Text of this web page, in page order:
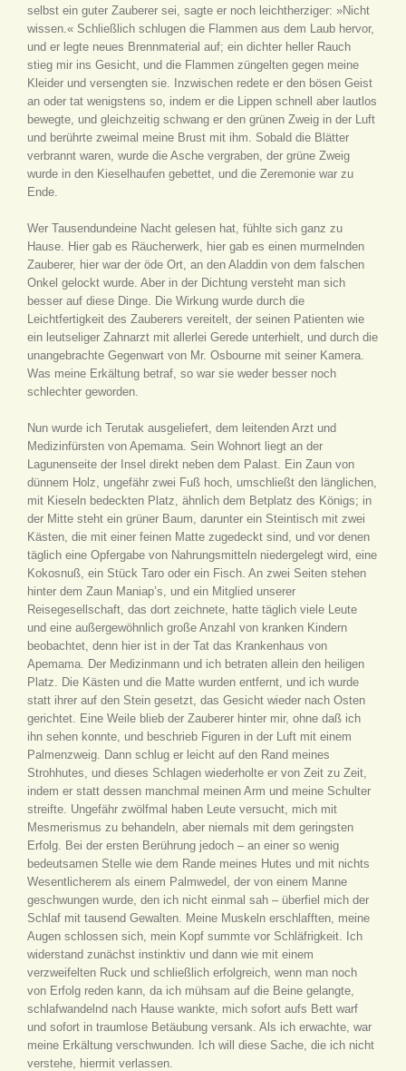
selbst ein guter Zauberer sei, sagte er noch leichtherziger: »Nicht
wissen.« Schließlich schlugen die Flammen aus dem Laub hervor,
und er legte neues Brennmaterial auf; ein dichter heller Rauch
stieg mir ins Gesicht, und die Flammen züngelten gegen meine
Kleider und versengten sie. Inzwischen redete er den bösen Geist
an oder tat wenigstens so, indem er die Lippen schnell aber lautlos
bewegte, und gleichzeitig schwang er den grünen Zweig in der Luft
und berührte zweimal meine Brust mit ihm. Sobald die Blätter
verbrannt waren, wurde die Asche vergraben, der grüne Zweig
wurde in den Kieselhaufen gebettet, und die Zeremonie war zu
Ende.
Wer Tausendundeine Nacht gelesen hat, fühlte sich ganz zu
Hause. Hier gab es Räucherwerk, hier gab es einen murmelnden
Zauberer, hier war der öde Ort, an den Aladdin von dem falschen
Onkel gelockt wurde. Aber in der Dichtung versteht man sich
besser auf diese Dinge. Die Wirkung wurde durch die
Leichtfertigkeit des Zauberers vereitelt, der seinen Patienten wie
ein leutseliger Zahnarzt mit allerlei Gerede unterhielt, und durch die
unangebrachte Gegenwart von Mr. Osbourne mit seiner Kamera.
Was meine Erkältung betraf, so war sie weder besser noch
schlechter geworden.
Nun wurde ich Terutak ausgeliefert, dem leitenden Arzt und
Medizinfürsten von Apemama. Sein Wohnort liegt an der
Lagunenseite der Insel direkt neben dem Palast. Ein Zaun von
dünnem Holz, ungefähr zwei Fuß hoch, umschließt den länglichen,
mit Kieseln bedeckten Platz, ähnlich dem Betplatz des Königs; in
der Mitte steht ein grüner Baum, darunter ein Steintisch mit zwei
Kästen, die mit einer feinen Matte zugedeckt sind, und vor denen
täglich eine Opfergabe von Nahrungsmitteln niedergelegt wird, eine
Kokosnuß, ein Stück Taro oder ein Fisch. An zwei Seiten stehen
hinter dem Zaun Maniap’s, und ein Mitglied unserer
Reisegesellschaft, das dort zeichnete, hatte täglich viele Leute
und eine außergewöhnlich große Anzahl von kranken Kindern
beobachtet, denn hier ist in der Tat das Krankenhaus von
Apemama. Der Medizinmann und ich betraten allein den heiligen
Platz. Die Kästen und die Matte wurden entfernt, und ich wurde
statt ihrer auf den Stein gesetzt, das Gesicht wieder nach Osten
gerichtet. Eine Weile blieb der Zauberer hinter mir, ohne daß ich
ihn sehen konnte, und beschrieb Figuren in der Luft mit einem
Palmenzweig. Dann schlug er leicht auf den Rand meines
Strohhutes, und dieses Schlagen wiederholte er von Zeit zu Zeit,
indem er statt dessen manchmal meinen Arm und meine Schulter
streifte. Ungefähr zwölfmal haben Leute versucht, mich mit
Mesmerismus zu behandeln, aber niemals mit dem geringsten
Erfolg. Bei der ersten Berührung jedoch – an einer so wenig
bedeutsamen Stelle wie dem Rande meines Hutes und mit nichts
Wesentlicherem als einem Palmwedel, der von einem Manne
geschwungen wurde, den ich nicht einmal sah – überfiel mich der
Schlaf mit tausend Gewalten. Meine Muskeln erschlafften, meine
Augen schlossen sich, mein Kopf summte vor Schläfrigkeit. Ich
widerstand zunächst instinktiv und dann wie mit einem
verzweifelten Ruck und schließlich erfolgreich, wenn man noch
von Erfolg reden kann, da ich mühsam auf die Beine gelangte,
schlafwandelnd nach Hause wankte, mich sofort aufs Bett warf
und sofort in traumlose Betäubung versank. Als ich erwachte, war
meine Erkältung verschwunden. Ich will diese Sache, die ich nicht
verstehe, hiermit verlassen.